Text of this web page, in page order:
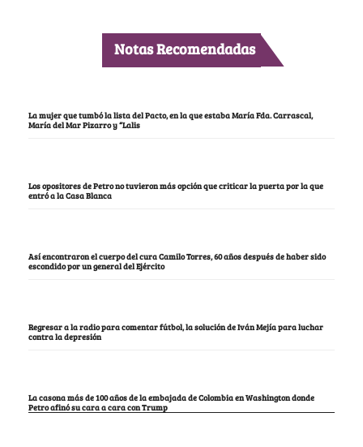
Notas Recomendadas
La mujer que tumbó la lista del Pacto, en la que estaba María Fda. Carrascal,
María del Mar Pizarro y “Lalis
Los opositores de Petro no tuvieron más opción que criticar la puerta por la que
entró a la Casa Blanca
Así encontraron el cuerpo del cura Camilo Torres, 60 años después de haber sido
escondido por un general del Ejército
Regresar a la radio para comentar fútbol, la solución de Iván Mejía para luchar
contra la depresión
La casona más de 100 años de la embajada de Colombia en Washington donde
Petro afinó su cara a cara con Trump